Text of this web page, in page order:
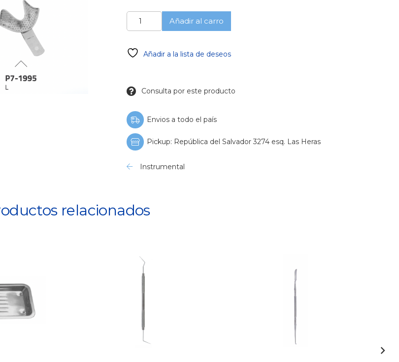
Juego
Cubetas
Lock
Desdentados
Añadir al carro
Añadir a la lista de deseos
Consulta por este producto
Envios a todo el país
Pickup: República del Salvador 3274 esq. Las Heras
Instrumental
relacionados